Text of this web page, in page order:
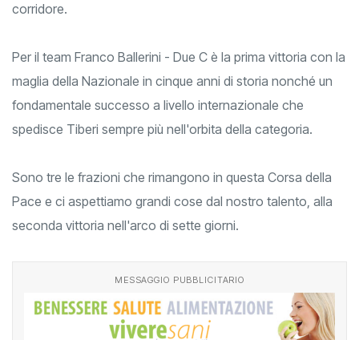
corridore.
Per il team Franco Ballerini - Due C è la prima vittoria con la
maglia della Nazionale in cinque anni di storia nonché un
fondamentale successo a livello internazionale che
spedisce Tiberi sempre più nell'orbita della categoria.
Sono tre le frazioni che rimangono in questa Corsa della
Pace e ci aspettiamo grandi cose dal nostro talento, alla
seconda vittoria nell'arco di sette giorni.
MESSAGGIO PUBBLICITARIO